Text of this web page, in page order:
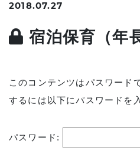
2018.07.27
宿泊保育（年
このコンテンツはパスワード
するには以下にパスワードを
パスワード: